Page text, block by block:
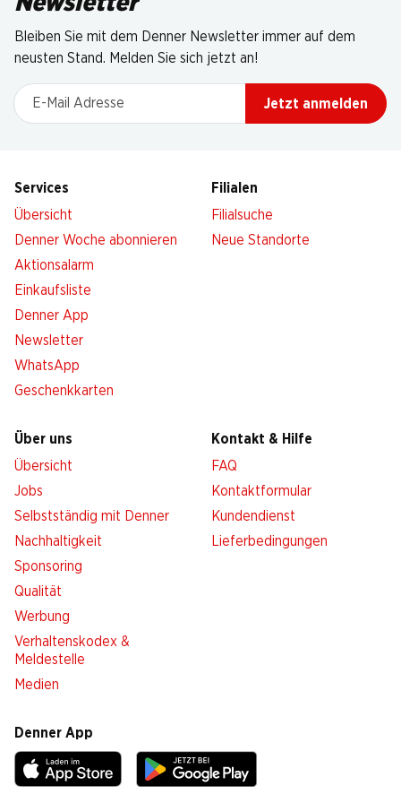
Bleiben Sie mit dem Denner Newsletter immer auf dem
neusten Stand. Melden Sie sich jetzt an!
E-Mail Adresse
Jetzt anmelden
Services
Übersicht
Denner Woche abonnieren
Aktionsalarm
Einkaufsliste
Denner App
Newsletter
WhatsApp
Geschenkkarten
Filialen
Filialsuche
Neue Standorte
Über uns
Übersicht
Jobs
Selbstständig mit Denner
Nachhaltigkeit
Sponsoring
Qualität
Werbung
Verhaltenskodex &
Meldestelle
Medien
Kontakt & Hilfe
FAQ
Kontaktformular
Kundendienst
Lieferbedingungen
Denner App